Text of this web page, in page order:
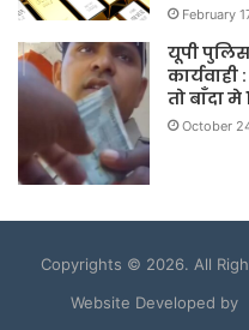
February
यूपी
तो बाँदा
October
Copyrights © 2026. All
Website Developed by